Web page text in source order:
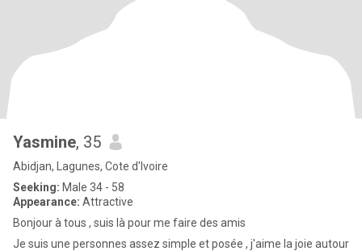
Yasmine, 35
Abidjan, Lagunes, Cote d'Ivoire
Seeking: Male 34 - 58
Appearance: Attractive
Bonjour à tous , suis là pour me faire des amis
Je suis une personnes assez simple et posée , j'aime la joie autour